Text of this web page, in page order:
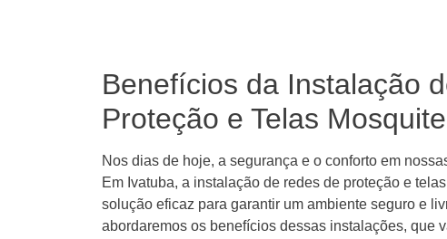
Benefícios da Instalação
Proteção e Telas
Nos dias de hoje, a segurança e o conforto em
Em Ivatuba, a instalação de redes de proteção e
solução eficaz para garantir um ambiente seguro e
abordaremos os benefícios dessas instalações, que